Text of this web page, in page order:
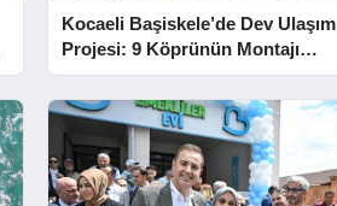
Kocaeli Başiskele’de Dev Ulaşım
Projesi: 9 Köprünün Montajı
Tamamlandı